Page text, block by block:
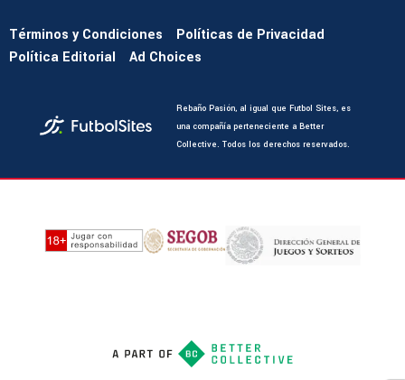
Términos y Condiciones
Políticas de Privacidad
Política Editorial
Ad Choices
Rebaño Pasión, al igual que Futbol Sites, es
una compañía perteneciente a Better
Collective. Todos los derechos reservados.